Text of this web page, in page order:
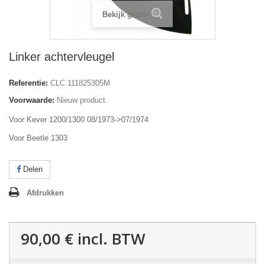
Bekijk groter
Linker achtervleugel
Referentie: CLC 111825305M
Voorwaarde: Nieuw product
Voor Kever 1200/1300 08/1973->07/1974
Voor Beetle 1303
Delen
Afdrukken
90,00 € incl. BTW